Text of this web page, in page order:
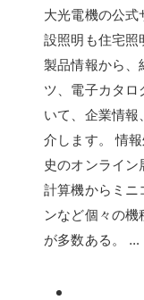
大光電機の公
設照明も住宅照
製品情報から、
ツ、電子カタロ
いて、企業情報
介します。 情
史のオンライ
計算機からミニ
ンなど個々の
が多数ある。 …